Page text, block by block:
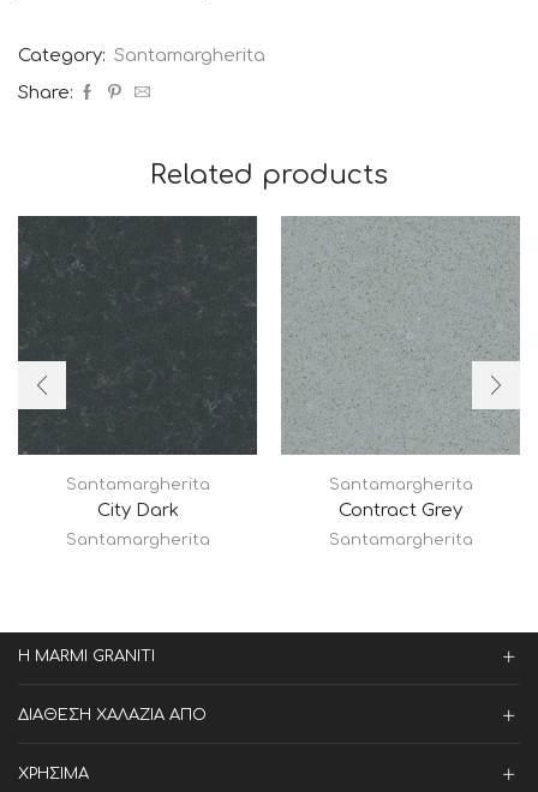
Category: Santamargherita
Share:
Related products
Santamargherita
City Dark
Santamargherita
Santamargherita
Contract Grey
Santamargherita
Η MARMI GRANITI
ΔΙΑΘΕΣΗ ΧΑΛΑΖΙΑ ΑΠΟ
ΧΡΗΣΙΜΑ